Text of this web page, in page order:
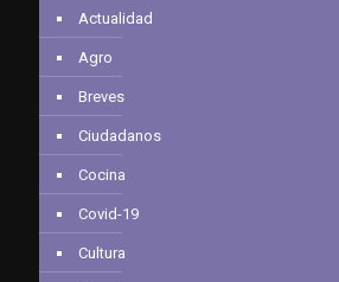
Actualidad
Agro
Breves
Ciudadanos
Cocina
Covid-19
Cultura